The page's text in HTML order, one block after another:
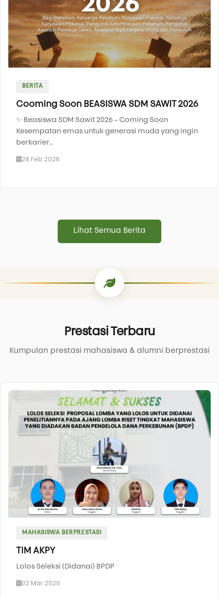
BERITA
Cooming Soon BEASISWA SDM SAWIT 2026
✨ Beasiswa SDM Sawit 2026 – Coming Soon
Kesempatan emas untuk generasi muda yang ingin
berkarier...
28 Feb 2026
Lihat Semua Berita
Prestasi Terbaru
Kumpulan prestasi mahasiswa & alumni berprestasi
MAHASISWA BERPRESTASI
TIM AKPY
Lolos Seleksi (Didanai) BPDP
02 Mar 2026